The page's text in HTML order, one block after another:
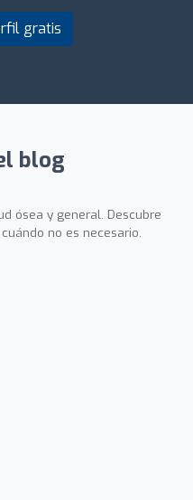
gratis
blog
ósea y general. Descubre
no es necesario.